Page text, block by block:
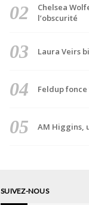
Chelsea
l’obscurité
Laura Veirs
Feldup
AM Higgins,
SUIVEZ-NOUS